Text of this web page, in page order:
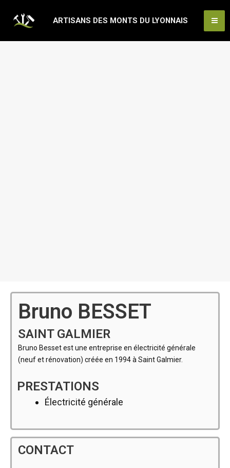
ARTISANS DES MONTS DU LYONNAIS
Bruno BESSET
SAINT GALMIER
Bruno Besset est une entreprise en électricité générale
(neuf et rénovation) créée en 1994 à Saint Galmier.
PRESTATIONS
Électricité générale
CONTACT